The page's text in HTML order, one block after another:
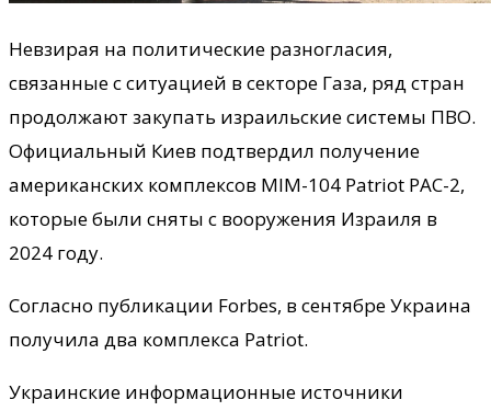
Невзирая на политические разногласия,
связанные с ситуацией в секторе Газа, ряд стран
продолжают закупать израильские системы ПВО.
Официальный Киев подтвердил получение
американских комплексов MIM-104 Patriot PAC-2,
которые были сняты с вооружения Израиля в
2024 году.
Согласно публикации Forbes, в сентябре Украина
получила два комплекса Patriot.
Украинские информационные источники